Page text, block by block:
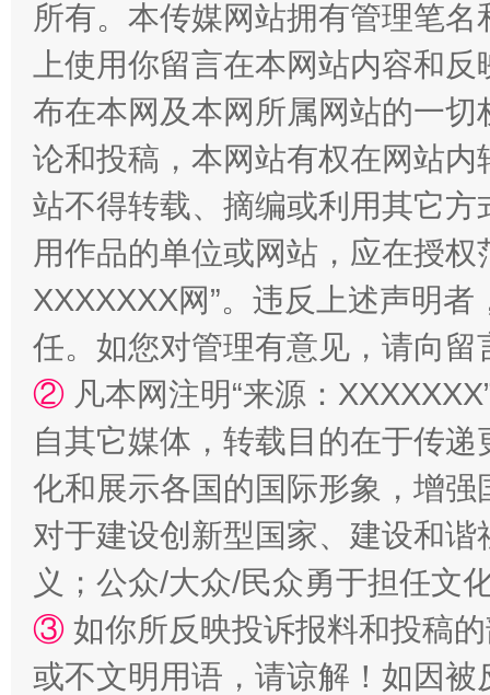
漫山遍野的桃花与雪山、麦地、白藏房 除
招工难、用工荒背后
所有。本传媒网站拥有管理笔
上使用你留言在本网站内容和
布在本网及本网所属网站的一
论和投稿，本网站有权在网站
站不得转载、摘编或利用其它
用作品的单位或网站，应在授
XXXXXXX网”。违反上述声明
任。如您对管理有意见，请向
② 凡本网注明“来源：
自其它媒体，转载目的在于传
化和展示各国的国际形象，增
对于建设创新型国家、建设和
义；公众/大众/民众勇于担任文
③ 如你所反映投诉报料和投稿
或不文明用语，请谅解！如因